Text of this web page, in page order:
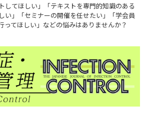
してほしい」「テキストを専門的知識のある
い」「セミナーの開催を任せたい」「学会員
ってほしい」などの悩みはありませんか？